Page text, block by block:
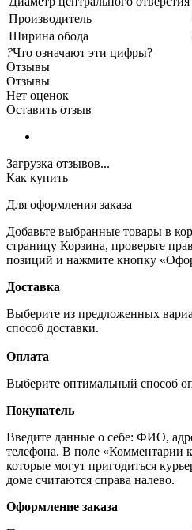
Производитель
Ширина обода
?Что означают эти цифры?
Отзывы
Отзывы
Нет оценок
Оставить отзыв
Загрузка отзывов...
Как купить
Для оформления заказа
Добавьте выбранные товары в
страницу Корзина, проверьте
позиций и нажмите кнопку
Доставка
Выберите из предложенных
способ доставки.
Оплата
Выберите оптимальный способ
Покупатель
Введите данные о себе: ФИО,
телефона. В поле «Комментарии к
которые могут пригодиться
доме считаются справа налево.
Оформление заказа